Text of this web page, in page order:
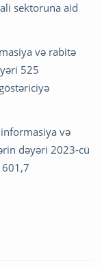
sektoruna aid
və rabitə
525
və
dəyəri 2023-cü